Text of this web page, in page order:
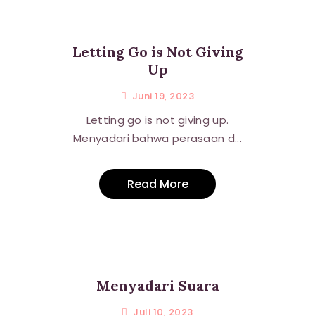
Letting Go is Not Giving
Up
Juni 19, 2023
Letting go is not giving up.
Menyadari bahwa perasaan d...
Read More
Menyadari Suara
Juli 10, 2023